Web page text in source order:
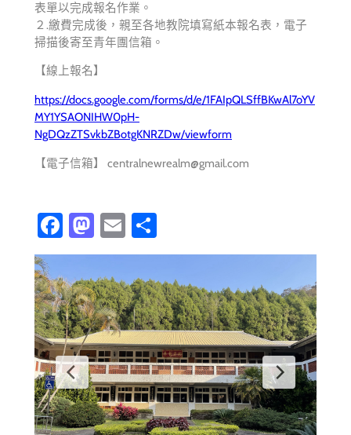
表單以完成報名作業。
２.繳費完成後，親至各地教院填寫紙本報名表，電子
掃描後寄至青年團信箱。
【線上報名】
https://docs.google.com/forms/d/e/1FAIpQLSffBKwAl7oYV
MY1YSAONIHW0pH-
NgDQzZTSvkbZBotgKNRZDw/viewform
【電子信箱】 centralnewrealm@gmail.com
Fa
ce
b
o
ok
M
as
to
d
o
n
E
m
ail
享